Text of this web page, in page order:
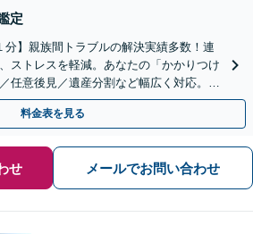
定
分】親族間トラブルの解決実績多数！連
ストレスを軽減。あなたの「かかりつけ
任意後見／遺産分割など幅広く対応。お
回来所相談30分無料】
料金表を見る
せ メールでお問い合わせ